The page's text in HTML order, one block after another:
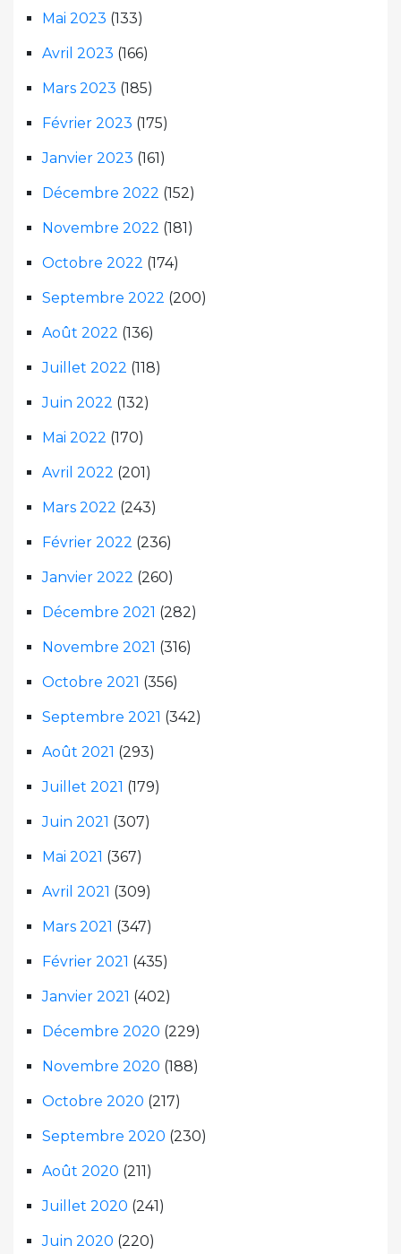
Mai 2023 (133)
Avril 2023 (166)
Mars 2023 (185)
Février 2023 (175)
Janvier 2023 (161)
Décembre 2022 (152)
Novembre 2022 (181)
Octobre 2022 (174)
Septembre 2022 (200)
Août 2022 (136)
Juillet 2022 (118)
Juin 2022 (132)
Mai 2022 (170)
Avril 2022 (201)
Mars 2022 (243)
Février 2022 (236)
Janvier 2022 (260)
Décembre 2021 (282)
Novembre 2021 (316)
Octobre 2021 (356)
Septembre 2021 (342)
Août 2021 (293)
Juillet 2021 (179)
Juin 2021 (307)
Mai 2021 (367)
Avril 2021 (309)
Mars 2021 (347)
Février 2021 (435)
Janvier 2021 (402)
Décembre 2020 (229)
Novembre 2020 (188)
Octobre 2020 (217)
Septembre 2020 (230)
Août 2020 (211)
Juillet 2020 (241)
Juin 2020 (220)